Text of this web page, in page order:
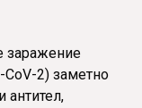
заражение
CoV-2) заметно
антител,